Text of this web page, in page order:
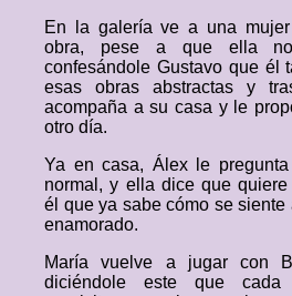
En la galería ve a una
obra, pese a que ella
confesándole Gustavo que él
esas obras abstractas y
acompaña a su casa y le
otro día.
Ya en casa, Álex le
normal, y ella dice que
él que ya sabe cómo se
enamorado.
María vuelve a jugar con
diciéndole este que